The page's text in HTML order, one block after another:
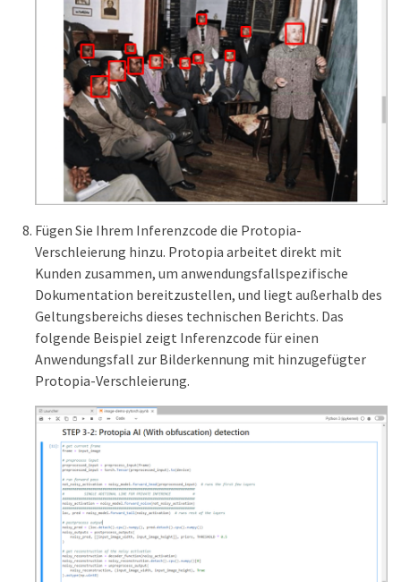
Fügen Sie Ihrem Inferenzcode die Protopia-
Verschleierung hinzu. Protopia arbeitet direkt mit
Kunden zusammen, um anwendungsfallspezifische
Dokumentation bereitzustellen, und liegt außerhalb des
Geltungsbereichs dieses technischen Berichts. Das
folgende Beispiel zeigt Inferenzcode für einen
Anwendungsfall zur Bilderkennung mit hinzugefügter
Protopia-Verschleierung.